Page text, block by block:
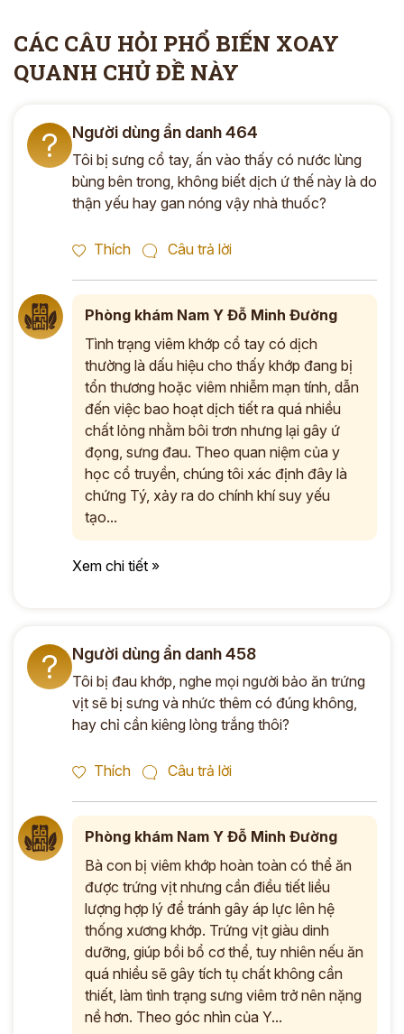
CÁC CÂU HỎI PHỔ BIẾN XOAY
QUANH CHỦ ĐỀ NÀY
? Người dùng ẩn danh 464
Tôi bị sưng cổ tay, ấn vào thấy có nước lùng
bùng bên trong, không biết dịch ứ thế này là do
thận yếu hay gan nóng vậy nhà thuốc?
Thích Câu trả lời
Phòng khám Nam Y Đỗ Minh Đường
Tình trạng viêm khớp cổ tay có dịch
thường là dấu hiệu cho thấy khớp đang bị
tổn thương hoặc viêm nhiễm mạn tính, dẫn
đến việc bao hoạt dịch tiết ra quá nhiều
chất lỏng nhằm bôi trơn nhưng lại gây ứ
đọng, sưng đau. Theo quan niệm của y
học cổ truyền, chúng tôi xác định đây là
chứng Tý, xảy ra do chính khí suy yếu
tạo...
Xem chi tiết »
? Người dùng ẩn danh 458
Tôi bị đau khớp, nghe mọi người bảo ăn trứng
vịt sẽ bị sưng và nhức thêm có đúng không,
hay chỉ cần kiêng lòng trắng thôi?
Thích Câu trả lời
Phòng khám Nam Y Đỗ Minh Đường
Bà con bị viêm khớp hoàn toàn có thể ăn
được trứng vịt nhưng cần điều tiết liều
lượng hợp lý để tránh gây áp lực lên hệ
thống xương khớp. Trứng vịt giàu dinh
dưỡng, giúp bồi bổ cơ thể, tuy nhiên nếu ăn
quá nhiều sẽ gây tích tụ chất không cần
thiết, làm tình trạng sưng viêm trở nên nặng
nề hơn. Theo góc nhìn của Y...
*
ĐĂNG KÝ ĐẾN KHÁM TRỰC TIẾP
Thông tin của bạn được bảo mật và chỉ sử dụng cho mục đích tư vấn.